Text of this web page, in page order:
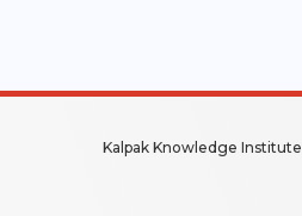
Kalpak Knowledge Institute